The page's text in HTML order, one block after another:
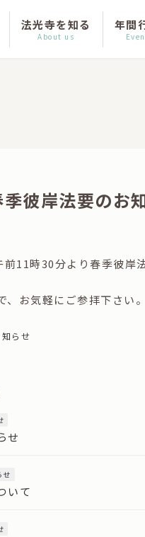
法光寺を知る
About us
年間
彼岸法要のお
11時30分より春季彼岸
、お気軽にご参拝下さい。
知らせ
せ
せ
いて